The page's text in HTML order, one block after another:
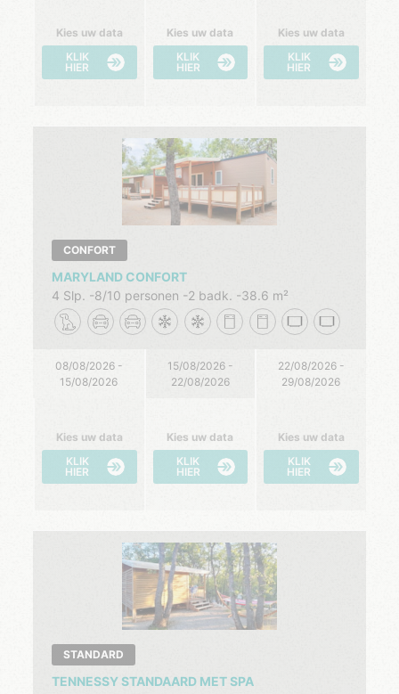
Kies uw data
KLIK
HIER
Kies uw data
KLIK
HIER
Kies uw data
KLIK
HIER
CONFORT
MARYLAND CONFORT
4 Slp.
8/10 personen 2 badk. 38.6 m²
08/08/2026 -
15/08/2026
15/08/2026 -
22/08/2026
22/08/2026 -
29/08/2026
Kies uw data
KLIK
HIER
Kies uw data
KLIK
HIER
Kies uw data
KLIK
HIER
STANDARD
TENNESSY STANDAARD MET SPA